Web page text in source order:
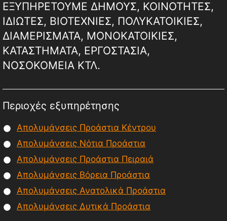
ΕΞΥΠΗΡΕΤΟΥΜΕ ΔΗΜΟΥΣ, ΚΟΙΝΟΤΗΤΕΣ,
ΙΔΙΩΤΕΣ, ΒΙΟΤΕΧΝΙΕΣ, ΠΟΛΥΚΑΤΟΙΚΙΕΣ,
ΔΙΑΜΕΡΙΣΜΑΤΑ, ΜΟΝΟΚΑΤΟΙΚΙΕΣ,
ΚΑΤΑΣΤΗΜΑΤΑ, ΕΡΓΟΣΤΑΣΙΑ,
ΝΟΣΟΚΟΜΕΙΑ ΚΤΛ.
Περιοχές εξυπηρέτησης
Απολυμάνσεις Προάστια Κέντρου
Απολυμάνσεις Νότια Προάστια
Απολυμάνσεις Προάστια Πειραιά
Απολυμάνσεις Βόρεια Προάστια
Απολυμάνσεις Ανατολικά Προάστια
Απολυμάνσεις Δυτικά Προάστια